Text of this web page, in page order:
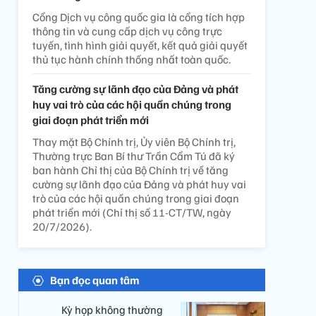
Cổng Dịch vụ công quốc gia là cổng tích hợp
thông tin và cung cấp dịch vụ công trực
tuyến, tình hình giải quyết, kết quả giải quyết
thủ tục hành chính thống nhất toàn quốc.
Tăng cường sự lãnh đạo của Đảng và phát
huy vai trò của các hội quần chúng trong
giai đoạn phát triển mới
Thay mặt Bộ Chính trị, Ủy viên Bộ Chính trị,
Thường trực Ban Bí thư Trần Cẩm Tú đã ký
ban hành Chỉ thị của Bộ Chính trị về tăng
cường sự lãnh đạo của Đảng và phát huy vai
trò của các hội quần chúng trong giai đoạn
phát triển mới (Chỉ thị số 11-CT/TW, ngày
20/7/2026).
Bạn đọc quan tâm
Kỳ họp không thường